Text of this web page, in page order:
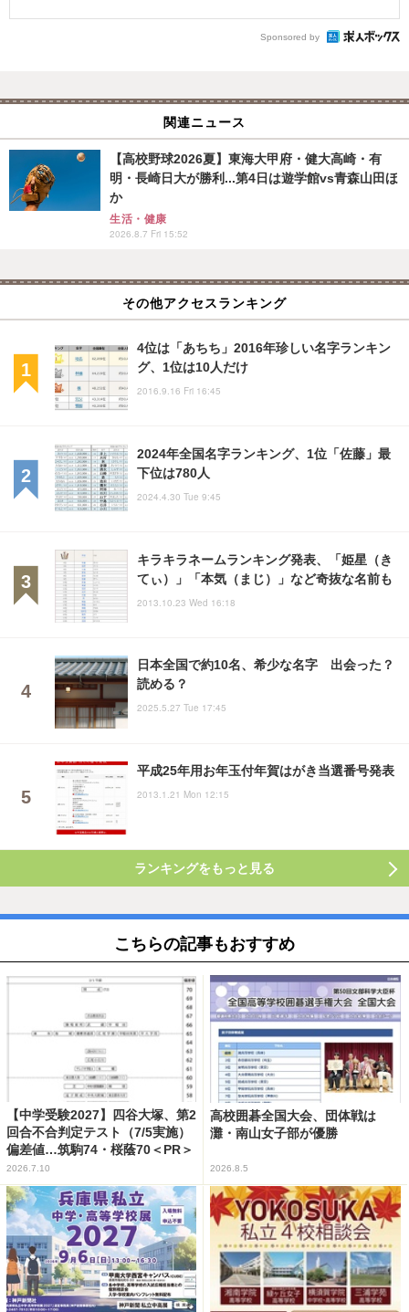
Sponsored by
関連ニュース
【高校野球2026夏】東海大甲府・健大高崎・有
明・長崎日大が勝利...第4日は遊学館vs青森山田ほ
か
生活・健康
2026.8.7 Fri 15:52
その他アクセスランキング
4位は「あちち」2016年珍しい名字ランキン
グ、1位は10人だけ
2016.9.16 Fri 16:45
2024年全国名字ランキング、1位「佐藤」最
下位は780人
2024.4.30 Tue 9:45
キラキラネームランキング発表、「姫星（き
てぃ）」「本気（まじ）」など奇抜な名前も
2013.10.23 Wed 16:18
日本全国で約10名、希少な名字 出会った？
読める？
2025.5.27 Tue 17:45
平成25年用お年玉付年賀はがき当選番号発表
2013.1.21 Mon 12:15
ランキングをもっと見る
こちらの記事もおすすめ
【中学受験2027】四谷大塚、第2
回合不合判定テスト（7/5実施）
偏差値…筑駒74・桜蔭70＜PR＞
2026.7.10
高校囲碁全国大会、団体戦は
灘・南山女子部が優勝
2026.8.5